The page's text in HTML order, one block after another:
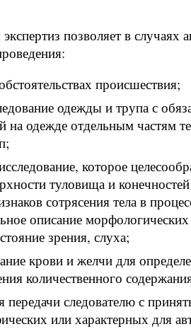
позволяет в
происшествия;
одежды и трупа с
на одежде отдельным частям
которое
туловища и
сотрясения тела в
описание
зрения, слуха;
крови и желчи для
количественного
передачи следователю с
или характерных для